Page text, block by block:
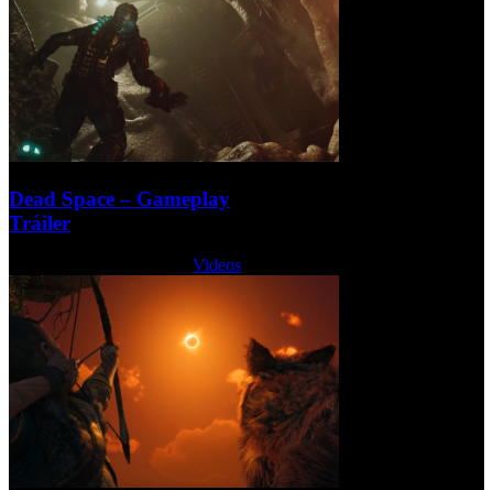
Dead Space – Gameplay
Tráiler
Videos